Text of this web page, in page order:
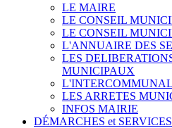
LE MAIRE
LE CONSEIL
LE CONSEIL
L'ANNUAIRE DES
LES
MUNICIPAUX
LES ARRETES
INFOS MAIRIE
DÉMARCHES et SERVICES